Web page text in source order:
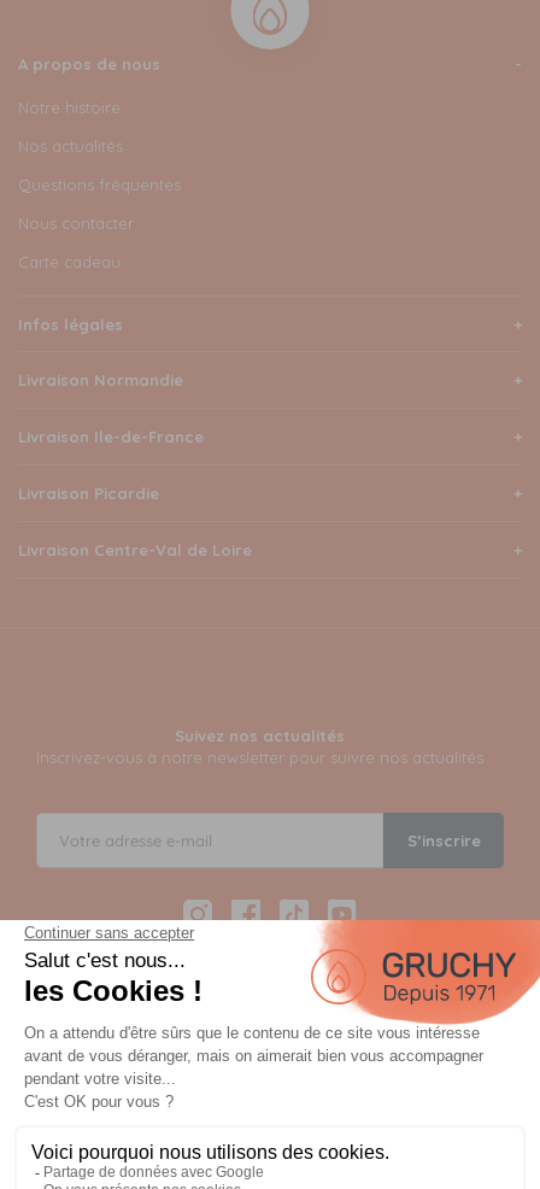
A propos de nous
Notre histoire
Nos actualités
Questions fréquentes
Nous contacter
Carte cadeau
Infos légales
Livraison Normandie
Livraison Ile-de-France
Livraison Picardie
Livraison Centre-Val de Loire
Suivez nos actualités
Inscrivez-vous à notre newsletter pour suivre nos actualités
S’inscrire
InstagramFacebook
TikTokYouTube
Paiement sécurisé en 12 fois avec Alma
Paiement 100% sécurisé par 3D Secure et possible en 3,